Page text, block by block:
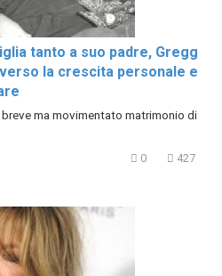
tanto a suo padre, Gregg
la crescita personale e
ma movimentato matrimonio di
0 427